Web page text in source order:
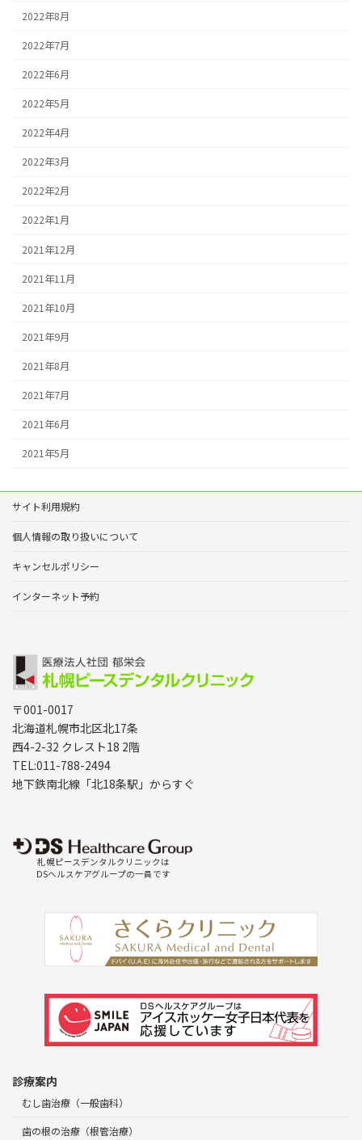
2022年8月
2022年7月
2022年6月
2022年5月
2022年4月
2022年3月
2022年2月
2022年1月
2021年12月
2021年11月
2021年10月
2021年9月
2021年8月
2021年7月
2021年6月
2021年5月
サイト利用規約
個人情報の取り扱いについて
キャンセルポリシー
インターネット予約
〒001-0017
北海道札幌市北区北17条
西4-2-32 クレスト18 2階
TEL:011-788-2494
地下鉄南北線「北18条駅」からすぐ
札幌ピースデンタルクリニックは
DSヘルスケアグループの一員です
診療案内
むし歯治療（一般歯科）
歯の根の治療（根管治療）